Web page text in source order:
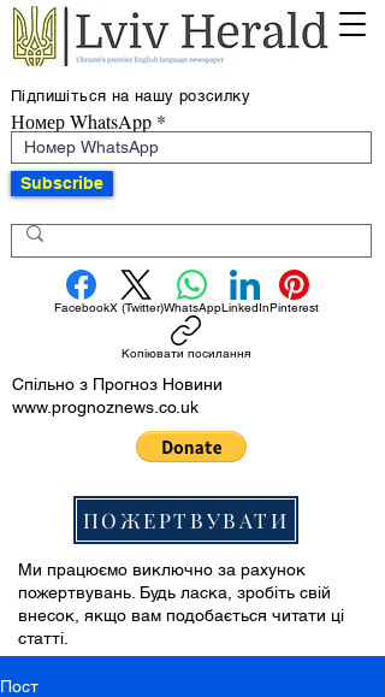
Підпишіться на нашу розсилку
Номер WhatsApp
Subscribe
FacebookX (Twitter)WhatsAppLinkedInPinterest
Копіювати посилання
Спільно з Прогноз Новини
www.prognoznews.co.uk
ПОЖЕРТВУВАТИ
Ми працюємо виключно за рахунок
пожертвувань. Будь ласка, зробіть свій
внесок, якщо вам подобається читати ці
статті.
Пост